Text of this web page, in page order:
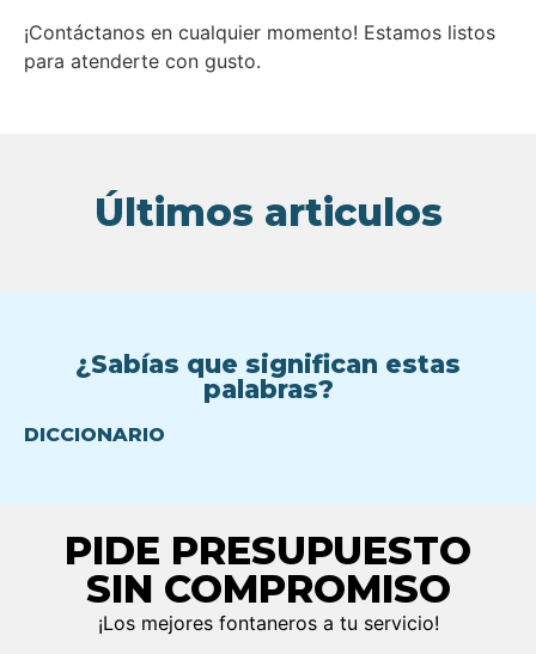
¡Contáctanos en cualquier momento! Estamos listos
para atenderte con gusto.
Últimos articulos
¿Sabías que significan estas
palabras?
DICCIONARIO
PIDE PRESUPUESTO
SIN COMPROMISO
¡Los mejores fontaneros a tu servicio!